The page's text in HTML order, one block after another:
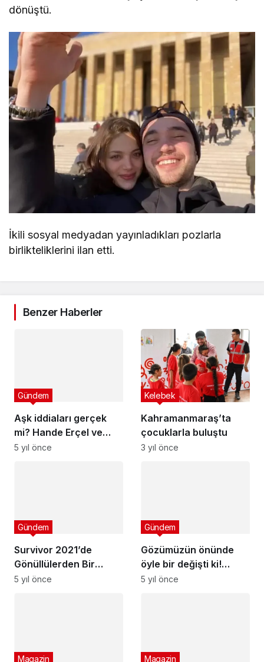
dönüştü.
İkili sosyal medyadan yayınladıkları pozlarla
birlikteliklerini ilan etti.
Benzer Haberler
Aşk iddiaları gerçek
mi? Hande Erçel ve
Kerem Bursin tatil
Gündem
5 yıl önce
Kahramanmaraş’ta
çocuklarla buluştu
Kelebek
3 yıl önce
Survivor 2021’de
Gönüllülerden Bir
Kişiye Veda
Gündem
5 yıl önce
Gözümüzün önünde
öyle bir değişti ki!
Güldür Güldür’ün
Gündem
5 yıl önce
Magazin Magazin